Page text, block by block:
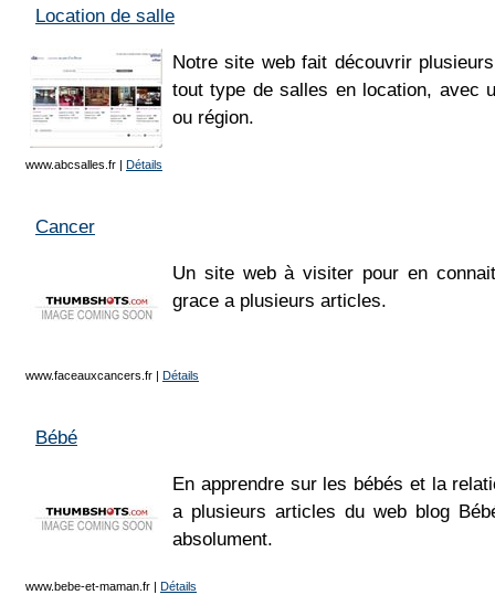
Location de salle
Notre site web fait découvrir
tout type de salles en location, avec
ou région.
www.abcsalles.fr | Détails
Cancer
Un site web à visiter pour en
grace a plusieurs articles.
www.faceauxcancers.fr | Détails
Bébé
En apprendre sur les bébés et la
a plusieurs articles du web blog
absolument.
www.bebe-et-maman.fr | Détails